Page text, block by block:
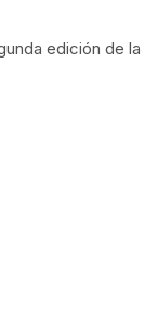
edición de la